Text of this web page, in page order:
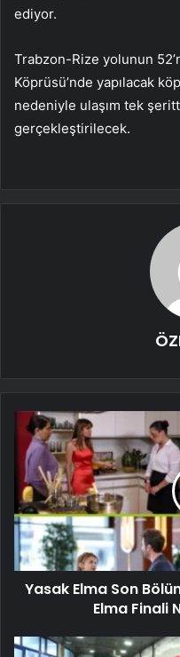
ediyor.
Trabzon-Rize yolunun
Köprüsü’nde yapılacak
nedeniyle ulaşım tek
gerçekleştirilecek.
Yasak Elma Son
Elma Finali